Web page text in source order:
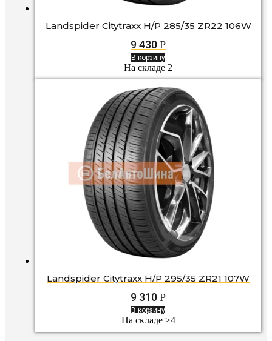
Landspider Citytraxx H/P 285/35 ZR22 106W
9 430 Р
В корзину
На складе 2
Landspider Citytraxx H/P 295/35 ZR21 107W
9 310 Р
В корзину
На складе >4